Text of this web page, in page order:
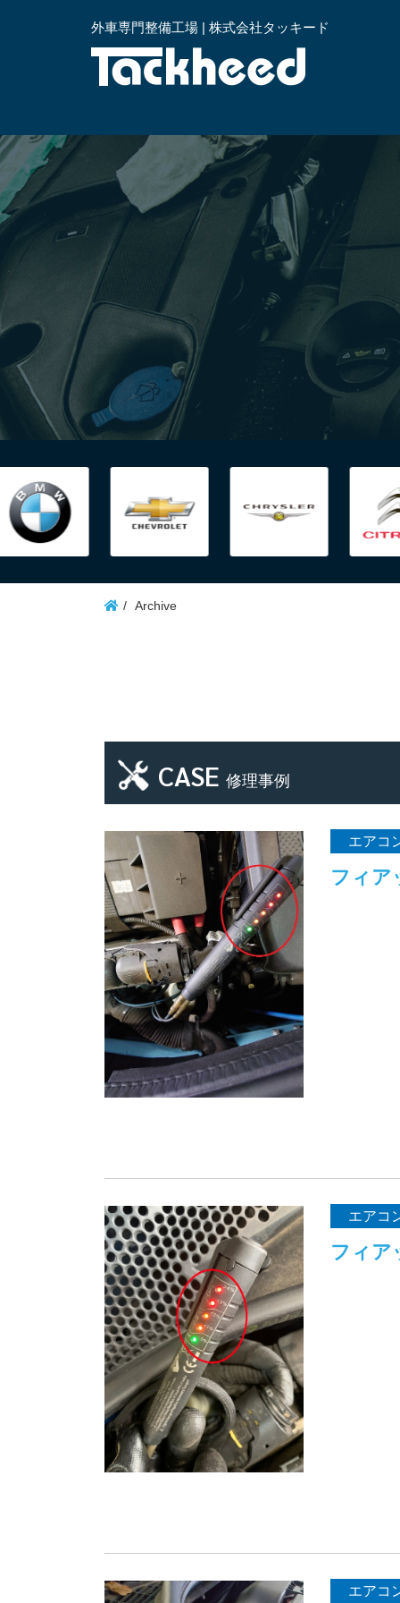
外車専門整備工場 | 株式会社タッキード
Archive
CASE 修理事例
エアコ
フィ
エアコ
フィ
エアコ